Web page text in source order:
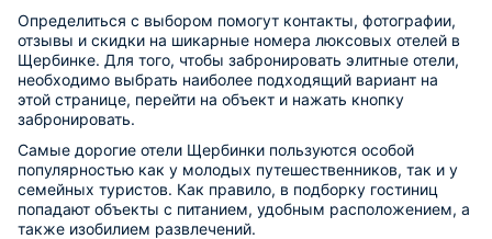
Определиться с выбором помогут контакты, фотографии,
отзывы и скидки на шикарные номера люксовых отелей в
Щербинке. Для того, чтобы забронировать элитные отели,
необходимо выбрать наиболее подходящий вариант на
этой странице, перейти на объект и нажать кнопку
забронировать.
Самые дорогие отели Щербинки пользуются особой
популярностью как у молодых путешественников, так и у
семейных туристов. Как правило, в подборку гостиниц
попадают объекты с питанием, удобным расположением, а
также изобилием развлечений.